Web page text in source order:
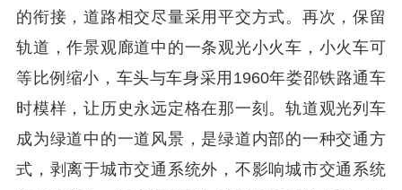
的衔接，道路相交尽量采用平交方式。再次，保留
轨道，作景观廊道中的一条观光小火车，小火车可
等比例缩小，车头与车身采用1960年娄邵铁路通车
时模样，让历史永远定格在那一刻。轨道观光列车
成为绿道中的一道风景，是绿道内部的一种交通方
式，剥离于城市交通系统外，不影响城市交通系统